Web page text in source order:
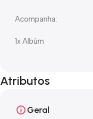
Acompanha:
1x Albúm
Atributos
Geral